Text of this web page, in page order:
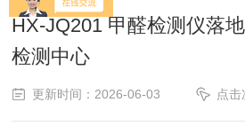
HX-JQ201 甲醛检测仪落
检测中心
更新时间：2026-06-03 点